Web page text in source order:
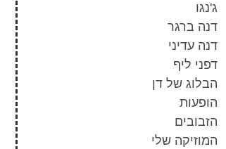
ג'נגו
דנה ברגר
דנה עדיני
דפני ליף
הבלוג של דן
הופעות
הזבובים
המוזיקה שלי